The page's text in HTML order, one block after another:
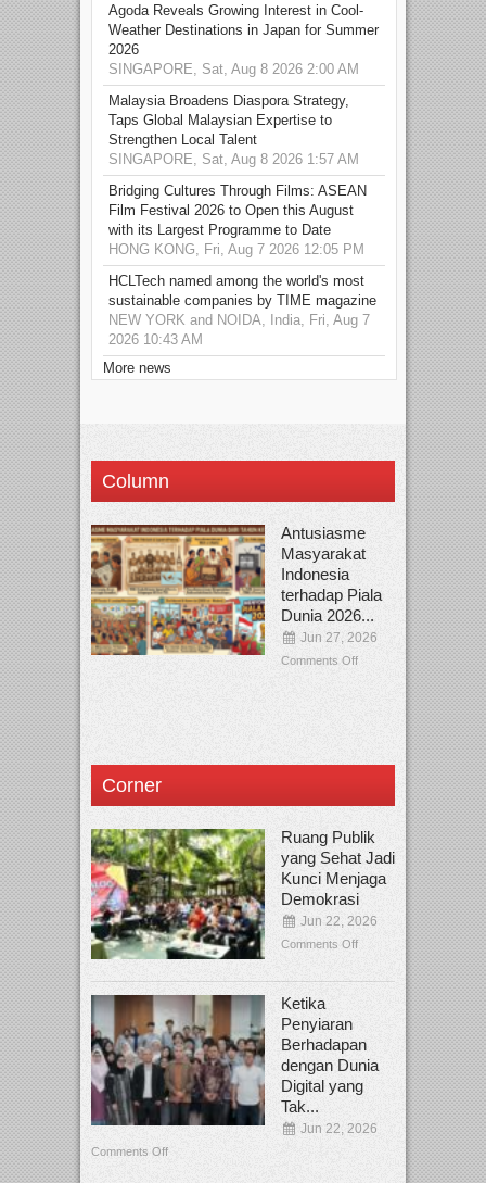
Agoda Reveals Growing Interest in Cool-
Weather Destinations in Japan for Summer
2026
SINGAPORE, Sat, Aug 8 2026 2:00 AM
Malaysia Broadens Diaspora Strategy,
Taps Global Malaysian Expertise to
Strengthen Local Talent
SINGAPORE, Sat, Aug 8 2026 1:57 AM
Bridging Cultures Through Films: ASEAN
Film Festival 2026 to Open this August
with its Largest Programme to Date
HONG KONG, Fri, Aug 7 2026 12:05 PM
HCLTech named among the world's most
sustainable companies by TIME magazine
NEW YORK and NOIDA, India, Fri, Aug 7
2026 10:43 AM
More news
Column
Antusiasme
Masyarakat
Indonesia
terhadap Piala
Dunia 2026...
Jun 27, 2026
Comments Off
Corner
Ruang Publik
yang Sehat Jadi
Kunci Menjaga
Demokrasi
Jun 22, 2026
Comments Off
Ketika
Penyiaran
Berhadapan
dengan Dunia
Digital yang
Tak...
Jun 22, 2026
Comments Off